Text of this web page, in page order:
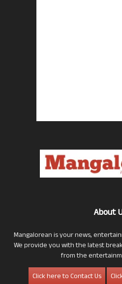
About
Mangalorean is your news,
We provide you with the latest
from the
Click here to Contact Us